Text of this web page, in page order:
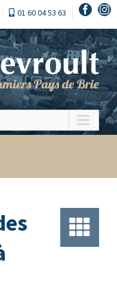
01 60 04 53 63